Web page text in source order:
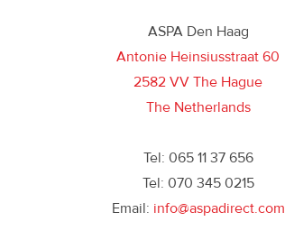
ASPA Den Haag
Antonie Heinsiusstraat 60
2582 VV The Hague
The Netherlands
Tel: 065 11 37 656
Tel: 070 345 0215
Email: info@aspadirect.com